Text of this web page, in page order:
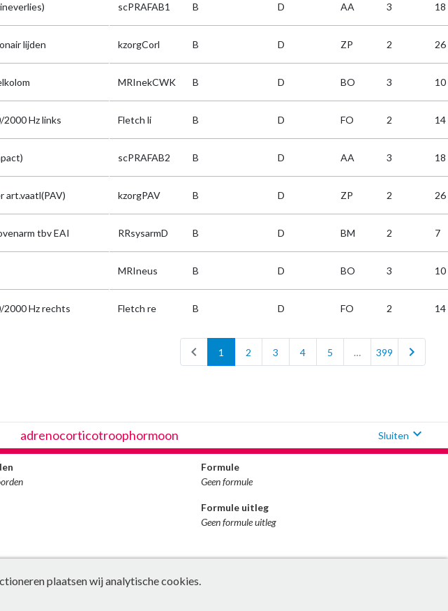
scPRAFAB1 B D AA 3 18
lijden kzorgCorl B D ZP 2 26
MRInekCWK B D BO 3 10
Hz links Fletch li B D FO 2 14
scPRAFAB2 B D AA 3 18
art.vaatl(PAV) kzorgPAV B D ZP 2 26
tbv EAI RRsysarmD B D BM 2 7
MRIneus B D BO 3 10
Hz rechts Fletch re B D FO 2 14
chevron_left 1 2 3 4 5 … 399 chevron_right
adrenocorticotroophormoon Sluiten expand_more
Formule
Geen formule
Formule uitleg
Geen formule uitleg
plaatsen wij analytische cookies.